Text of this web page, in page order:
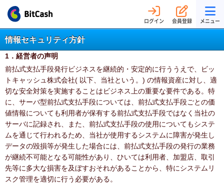
ログイン 会員登録 メニュー
情報セキュリティ方針
1．経営者の声明
前払式支払手段発行ビジネスを継続的・安定的に行ううえで、ビッ
トキャッシュ株式会社( 以下、当社という。) の情報資産に対し、適
切な安全対策を実施することはビジネス上の重要な要件である。特
に、サーバ型前払式支払手段については、前払式支払手段ごとの価
値情報についても利用者が保有する前払式支払手段ではなく当社の
サーバに記録され、また、前払式支払手段の使用についてもシステ
ムを通じて行われるため、当社が使用するシステムに障害が発生し
データの毀損等が発生した場合には、前払式支払手段の発行の業務
が継続不可能となる可能性があり、ひいては利用者、加盟店、取引
先等に多大な損害を及ぼすおそれがあることから、特にシステムリ
スク管理を適切に行う必要がある。